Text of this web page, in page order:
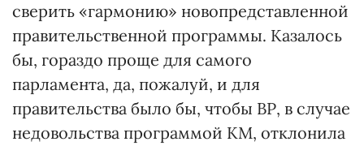
сверить «гармонию» новопредставленной
правительственной программы. Казалось
бы, гораздо проще для самого
парламента, да, пожалуй, и для
правительства было бы, чтобы ВР, в случае
недовольства программой КМ, отклонила